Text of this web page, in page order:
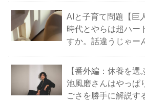
AIと子育て問題【巨
時代とやらは超ハー
すか。話違うじゃー
【番外編：休養を
池風磨さんはやっぱ
ごさを勝手に解説す